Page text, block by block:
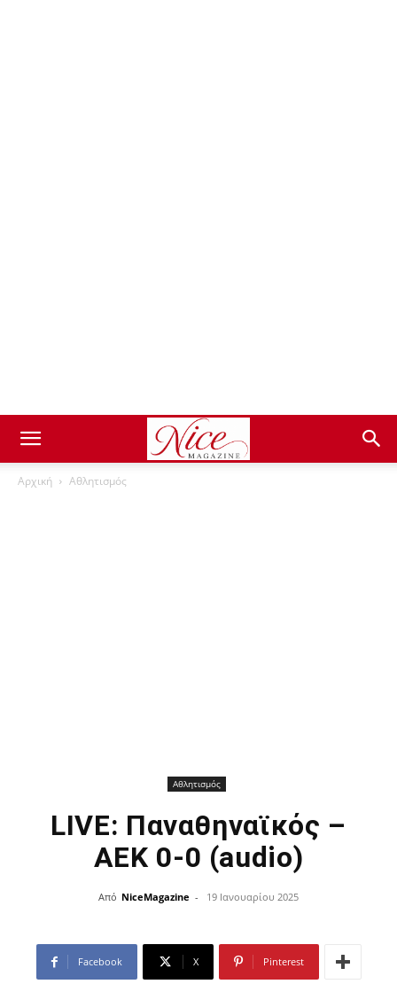
Αρχική Αθλητισμός
Αθλητισμός
LIVE: Παναθηναϊκός –
ΑΕΚ 0-0 (audio)
Από NiceMagazine - 19 Ιανουαρίου 2025
Facebook X Pinterest